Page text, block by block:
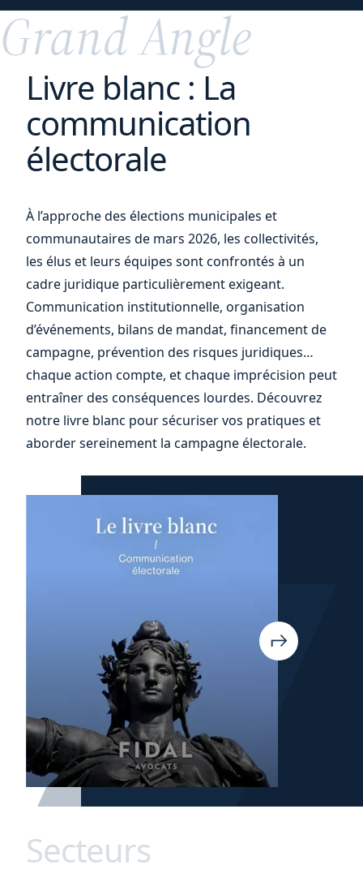
ou
Grand Angle
Livre blanc : La
communication
électorale
À l’approche des élections municipales et
communautaires de mars 2026, les collectivités,
les élus et leurs équipes sont confrontés à un
cadre juridique particulièrement exigeant.
Communication institutionnelle, organisation
d’événements, bilans de mandat, financement de
campagne, prévention des risques juridiques…
chaque action compte, et chaque imprécision peut
entraîner des conséquences lourdes. Découvrez
notre livre blanc pour sécuriser vos pratiques et
aborder sereinement la campagne électorale.
Secteurs